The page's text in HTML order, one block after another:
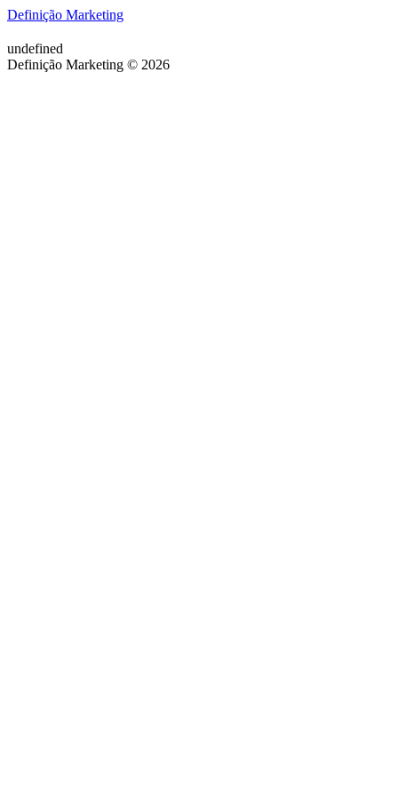
Definição Marketing
undefined
Definição Marketing © 2026